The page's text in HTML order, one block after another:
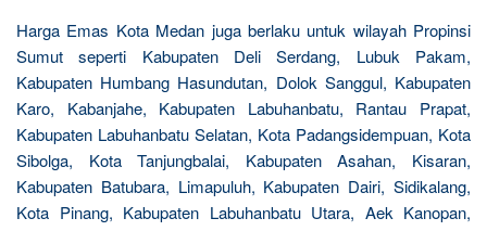
Harga Emas Kota Medan juga berlaku untuk wilayah Propinsi
Sumut seperti Kabupaten Deli Serdang, Lubuk Pakam,
Kabupaten Humbang Hasundutan, Dolok Sanggul, Kabupaten
Karo, Kabanjahe, Kabupaten Labuhanbatu, Rantau Prapat,
Kabupaten Labuhanbatu Selatan, Kota Padangsidempuan, Kota
Sibolga, Kota Tanjungbalai, Kabupaten Asahan, Kisaran,
Kabupaten Batubara, Limapuluh, Kabupaten Dairi, Sidikalang,
Kota Pinang, Kabupaten Labuhanbatu Utara, Aek Kanopan,